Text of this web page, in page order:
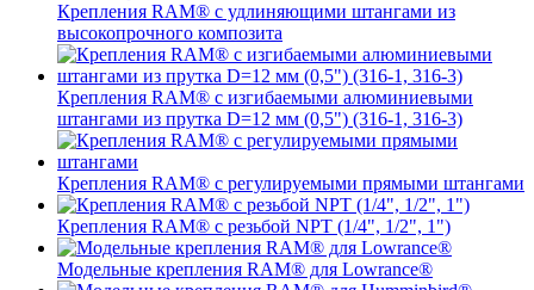
Крепления RAM® с удлиняющими штангами из
высокопрочного композита
Крепления RAM® с изгибаемыми алюминиевыми
штангами из прутка D=12 мм (0,5") (316-1, 316-3)
Крепления RAM® c регулируемыми прямыми штангами
Крепления RAM® с резьбой NPT (1/4", 1/2", 1")
Модельные крепления RAM® для Lowrance®